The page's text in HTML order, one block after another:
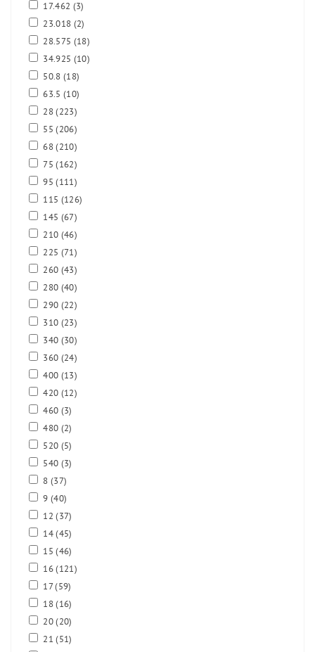
17.462 (3)
23.018 (2)
28.575 (18)
34.925 (10)
50.8 (18)
63.5 (10)
28(223)
55(206)
68(210)
75(162)
95(111)
115 (126)
145 (67)
210 (46)
225 (71)
260 (43)
280 (40)
290 (22)
310 (23)
340 (30)
360 (24)
400 (13)
420 (12)
460 (3)
480 (2)
520 (5)
540 (3)
8 (37)
9 (40)
12(37)
14(45)
15(46)
16(121)
17(59)
18(16)
20(20)
21(51)